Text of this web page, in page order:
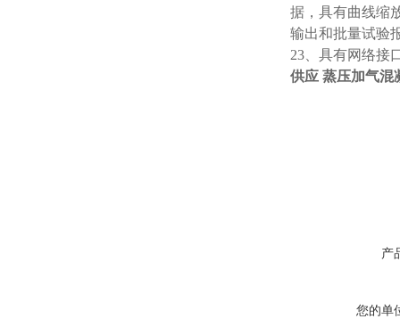
据，具有曲线缩
输出和批量试验
23 、具有网络
供应 蒸压加气混
产
您的单